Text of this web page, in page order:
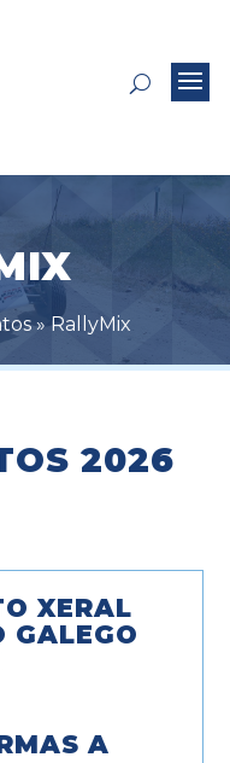
»RallyMix
2026
XERAL
GALEGO
A